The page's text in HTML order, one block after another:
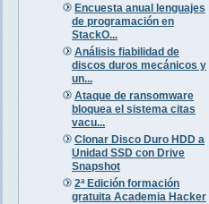
Encuesta anual lenguajes
de programación en
StackO...
Análisis fiabilidad de
discos duros mecánicos y
un...
Ataque de ransomware
bloquea el sistema citas
vacu...
Clonar Disco Duro HDD a
Unidad SSD con Drive
Snapshot
2ª Edición formación
gratuita Academia Hacker